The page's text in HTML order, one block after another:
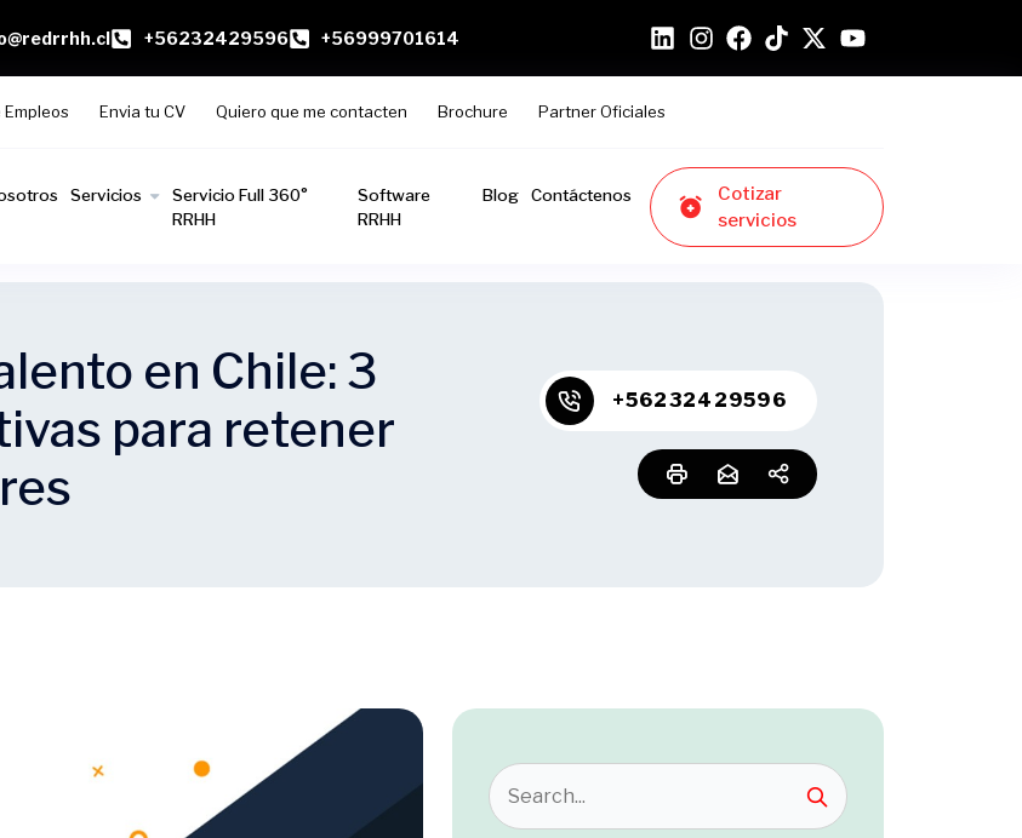
+56232429596 +56999701614
Envia tu CV Quiero que me contacten Brochure Partner Oficiales
Servicios
Servicio Full 360°
RRHH
Software
RRHH
Blog Contáctenos
Cotizar
servicios
en Chile: 3
para retener
+56232429596